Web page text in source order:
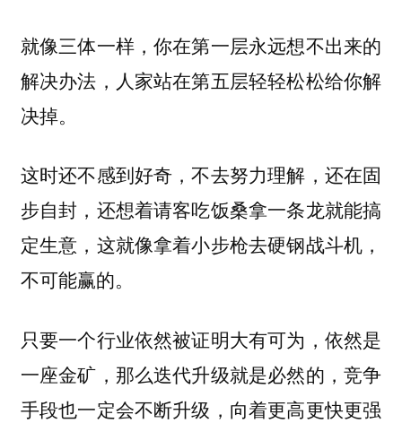
就像三体一样，你在第一层永远想不出来的
解决办法，人家站在第五层轻轻松松给你解
决掉。
这时还不感到好奇，不去努力理解，还在固
步自封，还想着请客吃饭桑拿一条龙就能搞
定生意，这就像拿着小步枪去硬钢战斗机，
不可能赢的。
只要一个行业依然被证明大有可为，依然是
一座金矿，那么迭代升级就是必然的，竞争
手段也一定会不断升级，向着更高更快更强